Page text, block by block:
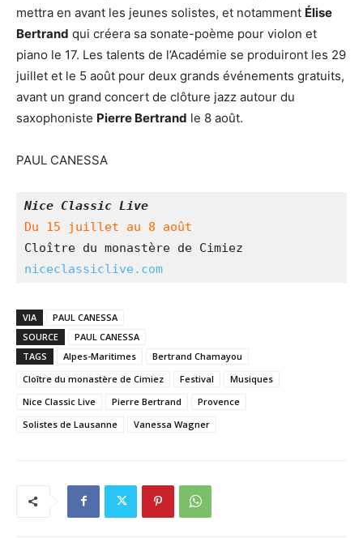
mettra en avant les jeunes solistes, et notamment Élise
Bertrand qui créera sa sonate-poème pour violon et
piano le 17. Les talents de l’Académie se produiront les 29
juillet et le 5 août pour deux grands événements gratuits,
avant un grand concert de clôture jazz autour du
saxophoniste Pierre Bertrand le 8 août.
PAUL CANESSA
Nice Classic Live
Du 15 juillet au 8 août
Cloître du monastère de Cimiez
niceclassiclive.com
VIA
PAUL CANESSA
SOURCE
PAUL CANESSA
TAGS
Alpes-Maritimes
Bertrand Chamayou
Cloître du monastère de Cimiez
Festival
Musiques
Nice Classic Live
Pierre Bertrand
Provence
Solistes de Lausanne
Vanessa Wagner